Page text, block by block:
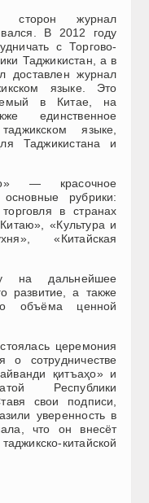
сторон журнал
В 2012 году
с Торгово-
Таджикистан, а в
доставлен журнал
языке. Это
в Китае, на
единственное
языке,
Таджикистана и
— красочное
рубрики:
в странах
«Культура и
«Китайская
на дальнейшее
развитие, а также
объёма ценной
церемония
о сотрудничестве
қитъаҳо» и
Республики
свои подписи,
уверенность в
что он внесёт
китайской